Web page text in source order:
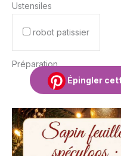
Ustensiles
robot patissier
Préparation
Épingler